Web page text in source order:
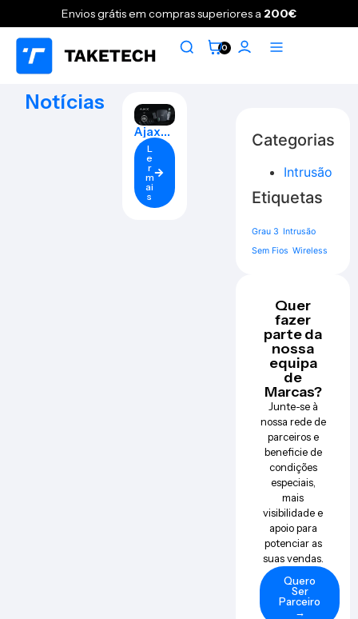
Envios grátis em compras superiores a 200€
0
Notícias
Ajax
Syste
ms
Grau 3
L
e
r
m
ai
s
Categorias
Intrusão
Etiquetas
Grau 3 Intrusão
Sem Fios Wireless
Quer
fazer
parte da
nossa
equipa
de
Marcas?
Junte-se à
nossa rede de
parceiros e
beneficie de
condições
especiais,
mais
visibilidade e
apoio para
potenciar as
suas vendas.
Quero
Ser
Parceiro
→